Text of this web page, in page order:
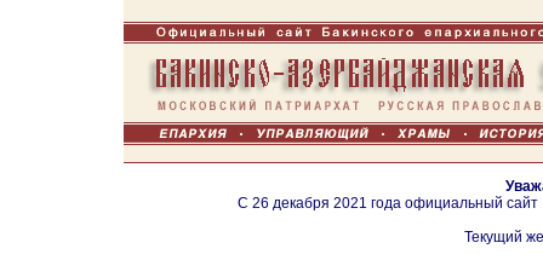
С 26 декабря 2021 года официальный
Текущий